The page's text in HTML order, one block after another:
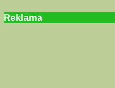
Reklama